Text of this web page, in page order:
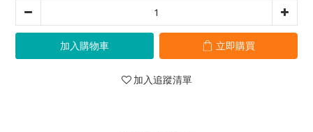
加入購物車 立即購買
加入追蹤清單